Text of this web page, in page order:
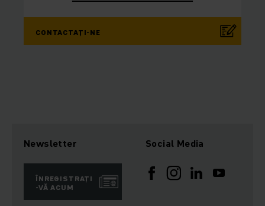
CONTACTAȚI-NE
Newsletter
ÎNREGISTRAȚI
-VĂ ACUM
Social Media